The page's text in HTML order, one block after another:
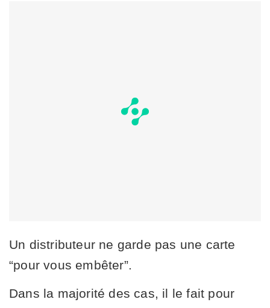
Un distributeur ne garde pas une carte
“pour vous embêter”.
Dans la majorité des cas, il le fait pour